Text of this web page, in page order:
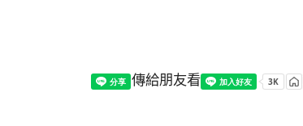
傳給朋友看